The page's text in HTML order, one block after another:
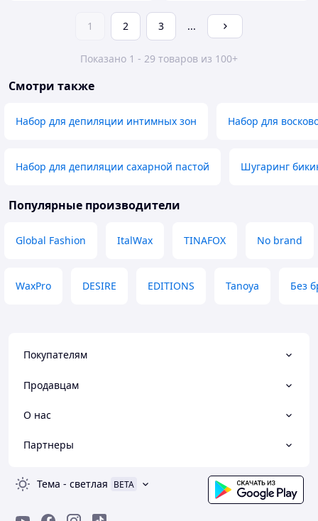
1 2 3 ...
Показано 1 - 29 товаров из 100+
Смотри также
Набор для депиляции интимных зон Набор для
Набор для депиляции сахарной пастой Шугаринг
Популярные производители
Global Fashion ItalWax TINAFOX No brand
WaxPro DESIRE EDITIONS Tanoya Без
Покупателям
Продавцам
О нас
Партнеры
Тема - светлая BETA